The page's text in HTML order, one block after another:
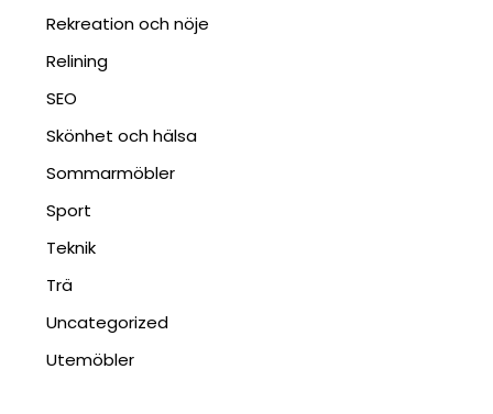
Rekreation och nöje
Relining
SEO
Skönhet och hälsa
Sommarmöbler
Sport
Teknik
Trä
Uncategorized
Utemöbler